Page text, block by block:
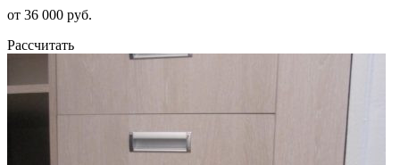
от 36 000 руб.
Рассчитать